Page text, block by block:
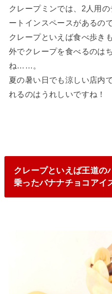
クレープミンでは、2人用
ートインスペースがあるの
クレープといえば食べ歩き
外でクレープを食べるのは
ね……。
夏の暑い日でも涼しい店内
れるのはうれしいですね！
クレープといえば王道の
乗ったバナナチョコアイ